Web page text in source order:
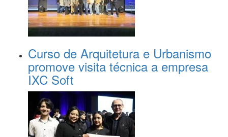
Curso de Arquitetura e Urbanismo
promove visita técnica a empresa
IXC Soft